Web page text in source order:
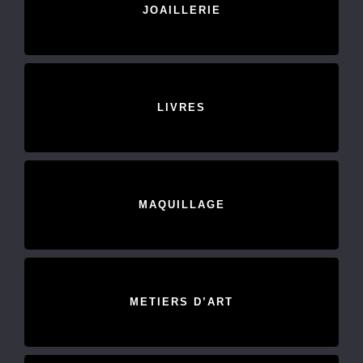
JOAILLERIE
LIVRES
MAQUILLAGE
METIERS D’ART